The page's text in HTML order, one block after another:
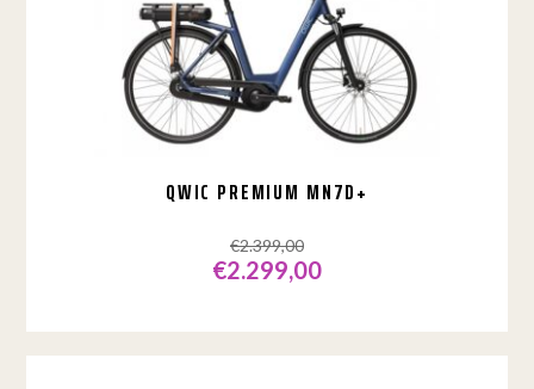
QWIC PREMIUM MN7D+
€2.399,00
€2.299,00